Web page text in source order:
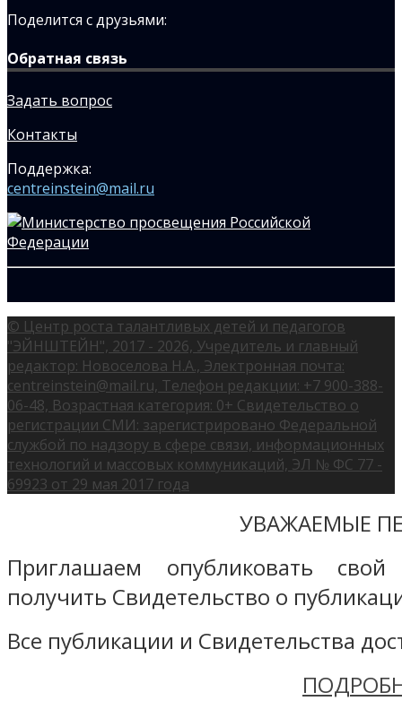
Поделится с друзьями:
Обратная связь
Задать вопрос
Контакты
Поддержка:
centreinstein@mail.ru
© Центр роста талантливых детей и педагогов
"ЭЙНШТЕЙН", 2017 - 2026, Учредитель и главный
редактор: Новоселова Н.А., Электронная почта:
centreinstein@mail.ru, Телефон редакции: +7 900-388-
06-48, Возрастная категория: 0+ Свидетельство о
регистрации СМИ: зарегистрировано Федеральной
службой по надзору в сфере связи, информационных
технологий и массовых коммуникаций, ЭЛ № ФС 77 -
69923 от 29 мая 2017 года
УВАЖАЕМЫЕ
Приглашаем опубликовать
получить Свидетельство о
Все публикации и Свидетельства